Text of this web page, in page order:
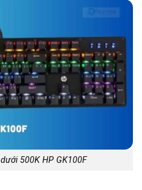
500K HP GK100F